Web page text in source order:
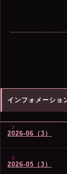
インフォメーショ
2026-06（3）
2026-05（3）